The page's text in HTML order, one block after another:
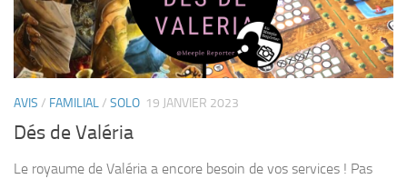
AVIS / FAMILIAL/ SOLO 19 JANVIER 2023
Dés de Valéria
Le royaume de Valéria a encore besoin de vos services ! Pas